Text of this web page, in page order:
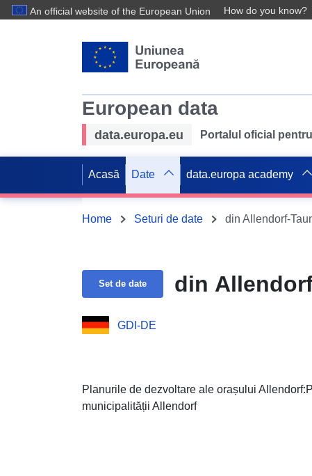
An official website of the European Union How do you know?
European data
data.europa.eu Portalul oficial
Acasă Date data.europa academy
Home Seturi de date din Allendorf-
Set de date din
GDI-DE
Planurile de dezvoltare ale orașului
municipalității Allendorf